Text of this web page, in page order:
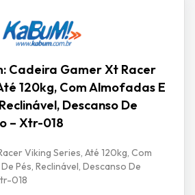
Cadeira Gamer Xt Racer
120kg, Com Almofadas E
Descanso De
– Xtr-018
Viking Series, Até 120kg, Com
Pés, Reclinável, Descanso De
018